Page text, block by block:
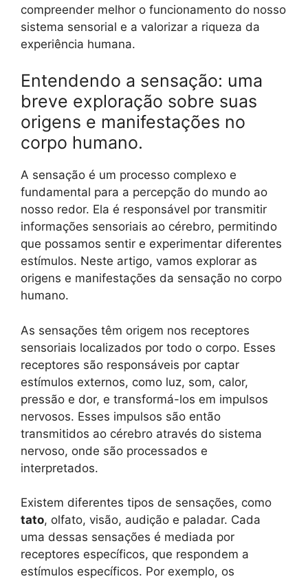
compreender melhor o funcionamento do nosso
sistema sensorial e a valorizar a riqueza da
experiência humana.
Entendendo a sensação: uma
breve exploração sobre suas
origens e manifestações no
corpo humano.
A sensação é um processo complexo e
fundamental para a percepção do mundo ao
nosso redor. Ela é responsável por transmitir
informações sensoriais ao cérebro, permitindo
que possamos sentir e experimentar diferentes
estímulos. Neste artigo, vamos explorar as
origens e manifestações da sensação no corpo
humano.
As sensações têm origem nos receptores
sensoriais localizados por todo o corpo. Esses
receptores são responsáveis por captar
estímulos externos, como luz, som, calor,
pressão e dor, e transformá-los em impulsos
nervosos. Esses impulsos são então
transmitidos ao cérebro através do sistema
nervoso, onde são processados e
interpretados.
Existem diferentes tipos de sensações, como
tato, olfato, visão, audição e paladar. Cada
uma dessas sensações é mediada por
receptores específicos, que respondem a
estímulos específicos. Por exemplo, os